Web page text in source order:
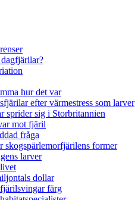
hur det var
efter värmestress som larver
sprider sig i Storbritannien
mot fjäril
fråga
skogspärlemorfjärilens former
larver
dollar
färg